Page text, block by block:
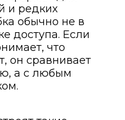
и редких
обычно не в
доступа. Если
что
он сравнивает
а с любым